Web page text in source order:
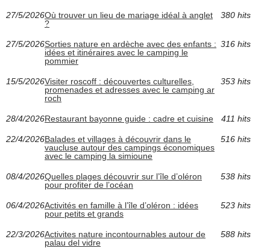
27/5/2026Où trouver un lieu de mariage idéal à anglet
?
380 hits
27/5/2026Sorties nature en ardèche avec des enfants :
idées et itinéraires avec le camping le
pommier
316 hits
15/5/2026Visiter roscoff : découvertes culturelles,
promenades et adresses avec le camping ar
roch
353 hits
28/4/2026Restaurant bayonne guide : cadre et cuisine 411 hits
22/4/2026Balades et villages à découvrir dans le
vaucluse autour des campings économiques
avec le camping la simioune
516 hits
08/4/2026Quelles plages découvrir sur l’île d’oléron
pour profiter de l’océan
538 hits
06/4/2026Activités en famille à l’île d’oléron : idées
pour petits et grands
523 hits
22/3/2026Activites nature incontournables autour de
palau del vidre
588 hits